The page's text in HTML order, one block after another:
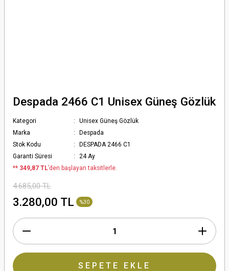
Despada 2466 C1 Unisex Güneş Gözlük
Kategori
Unisex Güneş Gözlük
Marka
Despada
Stok Kodu
DESPADA 2466 C1
Garanti Süresi
24 Ay
** 349,87 TL’den başlayan taksitlerle.
4.685,00 TL
3.280,00 TL %30
SEPETE EKLE